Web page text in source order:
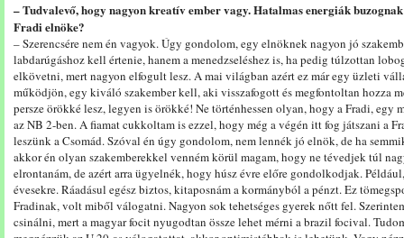
– Tudvalevő, hogy nagyon kreatív ember vagy. Hatalmas energiák
Fradi elnöke?
– Szerencsére nem én vagyok. Úgy gondolom, egy elnöknek nagyon jó
labdarúgáshoz kell értenie, hanem a menedzseléshez is, ha pedig túlzottan
elkövetni, mert nagyon elfogult lesz. A mai világban azért ez már egy üzleti
működjön, egy kiváló szakember kell, aki visszafogott és megfontoltan hozza
persze örökké lesz, legyen is örökké! Ne történhessen olyan, hogy a Fradi, egy
az NB 2-ben. A fiamat cukkoltam is ezzel, hogy még a végén itt fog játszani a
leszünk a Csomád. Szóval én úgy gondolom, nem lennék jó elnök, de ha
akkor én olyan szakemberekkel venném körül magam, hogy ne tévedjek túl
elrontanám, de azért arra ügyelnék, hogy húsz évre előre gondolkodjak.
évesekre. Ráadásul egész biztos, kitaposnám a kormányból a pénzt. Ez
Fradinak, volt miből válogatni. Nagyon sok tehetséges gyerek nőtt fel.
csinálni, mert a magyar focit nyugodtan össze lehet mérni a brazil focival.